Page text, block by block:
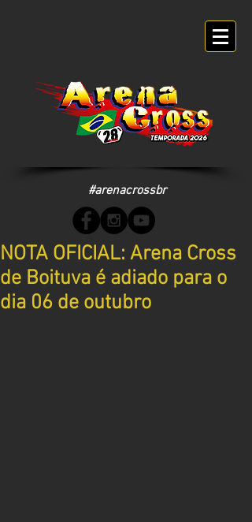
#arenacrossbr
NOTA OFICIAL: Arena Cross
de Boituva é adiado para o
dia 06 de outubro